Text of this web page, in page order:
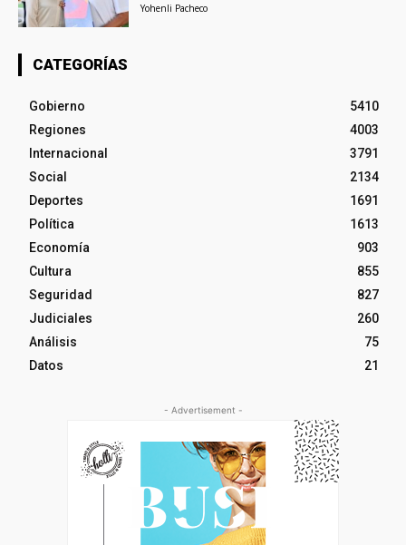
Yohenli Pacheco
CATEGORÍAS
Gobierno
5410
Regiones
4003
Internacional
3791
Social
2134
Deportes
1691
Política
1613
Economía
903
Cultura
855
Seguridad
827
Judiciales
260
Análisis
75
Datos
21
- Advertisement -